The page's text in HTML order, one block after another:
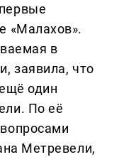
«Малахов».
в
заявила, что
один
По её
Метревели,